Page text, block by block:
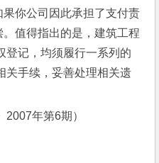
你公司因此承担了支付责
值得指出的是，建筑工程
登记，均须履行一系列的
关手续，妥善处理相关遗
2007年第6期）